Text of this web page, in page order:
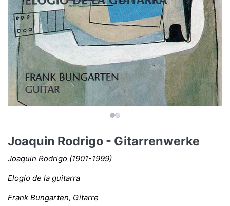
Joaquin Rodrigo - Gitarrenwerke
Joaquin Rodrigo (1901-1999)
Elogio de la guitarra
Frank Bungarten, Gitarre